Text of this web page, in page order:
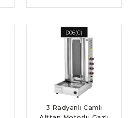
D06(C)
3 Radyanlı Camlı